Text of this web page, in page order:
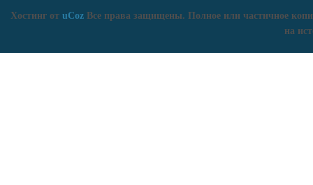
Хостинг от uCoz Все права защищены. Полное или частичное
на